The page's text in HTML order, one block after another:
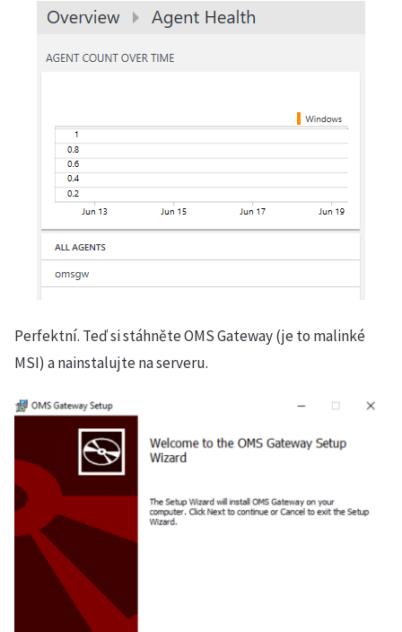
Perfektní. Teď si stáhněte OMS Gateway (je to malinké
MSI) a nainstalujte na serveru.